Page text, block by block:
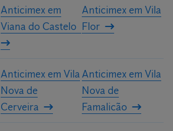
Anticimex em
Viana do Castelo
Anticimex em Vila
Flor
Anticimex em Vila
Nova de
Cerveira
Anticimex em Vila
Nova de
Famalicão